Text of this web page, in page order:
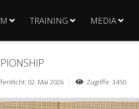
TRAINING MEDIA
02. Mai 2026 Zugriffe: 3450